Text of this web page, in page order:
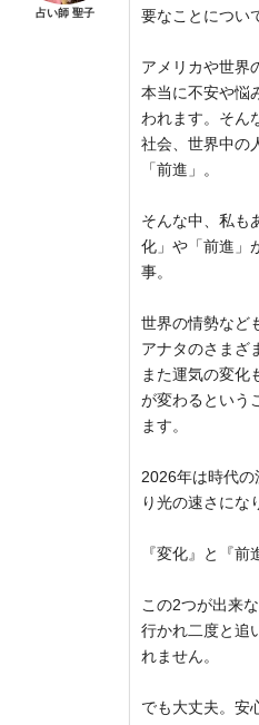
占い師 聖子
要なことについ
アメリカや世界
本当に不安や悩
われます。そん
社会、世界中の
「前進」。
そんな中、私も
化」や「前進」
事。
世界の情勢など
アナタのさまざ
また運気の変化
が変わるという
ます。
2026年は時代
り光の速さにな
『変化』と『前
この2つが出来
行かれ二度と追
れません。
でも大丈夫。安